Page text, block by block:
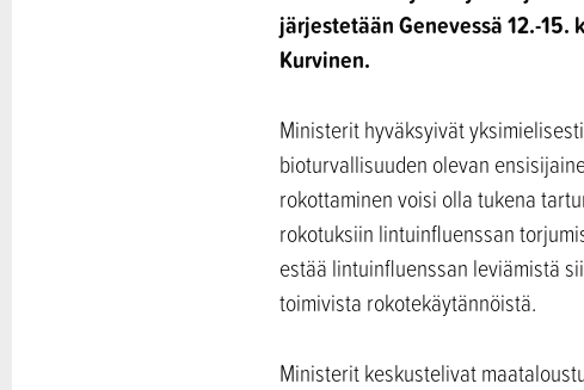
järjestetään Genevessä 12.-
Kurvinen.
Ministerit hyväksyivät
bioturvallisuuden olevan
rokottaminen voisi olla tukena
rokotuksiin lintuinfluenssan
estää lintuinfluenssan leviämistä
toimivista rokotekäytännöistä.
Ministerit keskustelivat